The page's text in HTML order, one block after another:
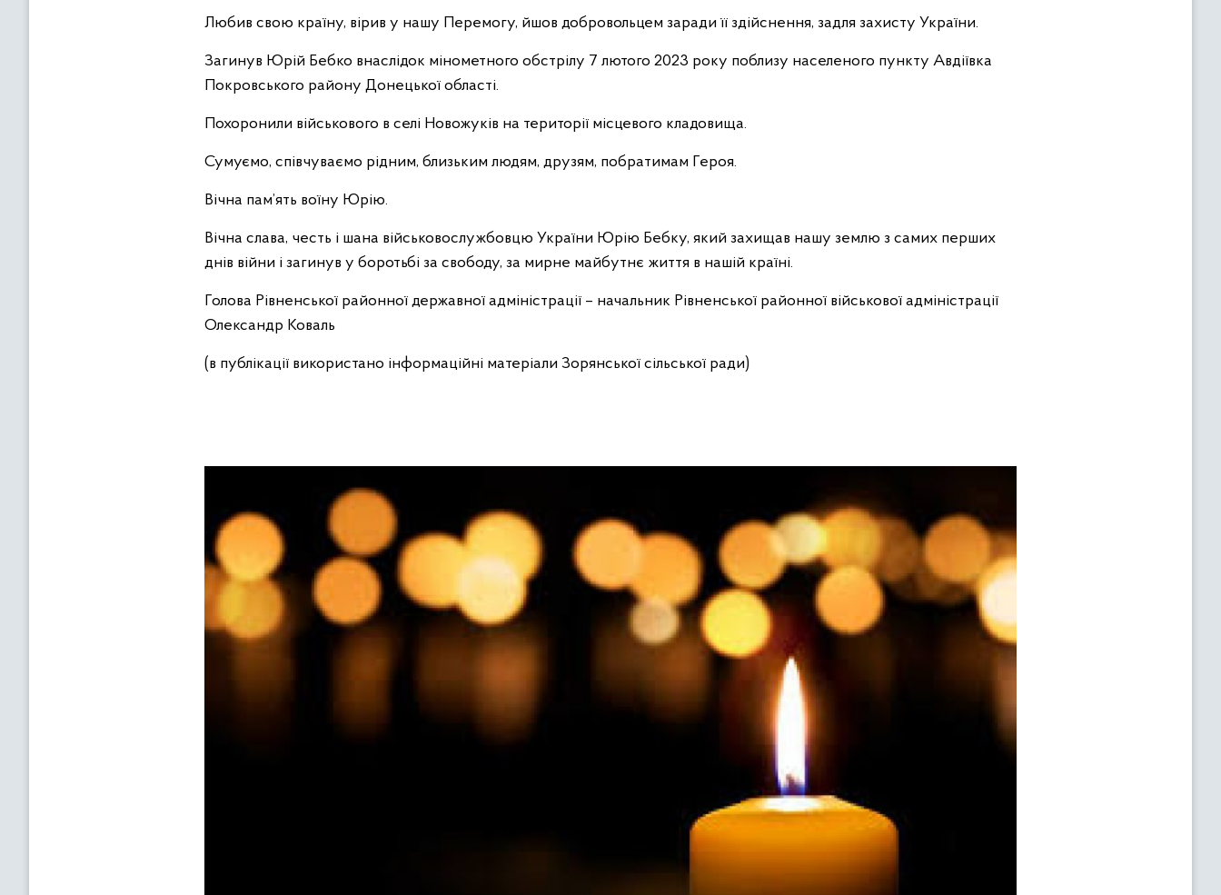
Любив свою країну, вірив у нашу Перемогу, йшов добровольцем заради її здійснення, задля захисту України.
Загинув Юрій Бебко внаслідок мінометного обстрілу 7 лютого 2023 року поблизу населеного пункту Авдіївка
Покровського району Донецької області.
Похоронили військового в селі Новожуків на території місцевого кладовища.
Сумуємо, співчуваємо рідним, близьким людям, друзям, побратимам Героя.
Вічна пам’ять воїну Юрію.
Вічна слава, честь і шана військовослужбовцю України Юрію Бебку, який захищав нашу землю з самих перших
днів війни і загинув у боротьбі за свободу, за мирне майбутнє життя в нашій країні.
Голова Рівненської районної державної адміністрації – начальник Рівненської районної військової адміністрації
Олександр Коваль
(в публікації використано інформаційні матеріали Зорянської сільської ради)